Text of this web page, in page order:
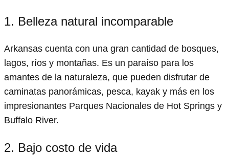
1. Belleza natural incomparable
Arkansas cuenta con una gran cantidad de bosques,
lagos, ríos y montañas. Es un paraíso para los
amantes de la naturaleza, que pueden disfrutar de
caminatas panorámicas, pesca, kayak y más en los
impresionantes Parques Nacionales de Hot Springs y
Buffalo River.
2. Bajo costo de vida